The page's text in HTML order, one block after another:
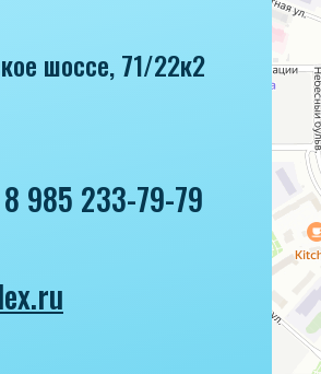
шоссе, 71/22к2
8 985 233-79-79